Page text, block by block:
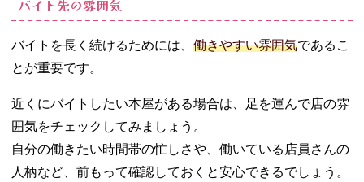
バイト先の雰囲気
バイトを長く続けるためには、 働きやすい雰囲気であるこ
とが重要です。
近くにバイトしたい本屋がある場合は、足を運んで店の雰
囲気をチェックしてみましょう。
自分の働きたい時間帯の忙しさや、働いている店員さんの
人柄など、前もって確認しておくと安心できるでしょう。